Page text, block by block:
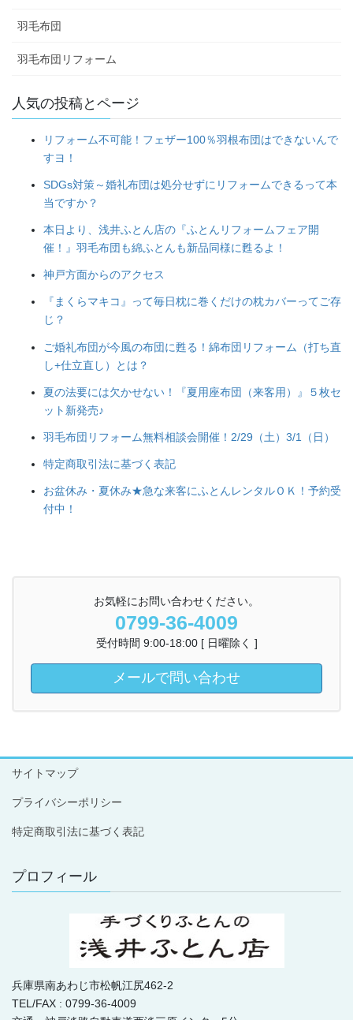
羽毛布団
羽毛布団リフォーム
人気の投稿とページ
リフォーム不可能！フェザー100％羽根布団はできないんで
すヨ！
SDGs対策～婚礼布団は処分せずにリフォームできるって本
当ですか？
本日より、浅井ふとん店の『ふとんリフォームフェア開
催！』羽毛布団も綿ふとんも新品同様に甦るよ！
神戸方面からのアクセス
『まくらマキコ』って毎日枕に巻くだけの枕カバーってご存
じ？
ご婚礼布団が今風の布団に甦る！綿布団リフォーム（打ち直
し+仕立直し）とは？
夏の法要には欠かせない！『夏用座布団（来客用）』５枚セ
ット新発売♪
羽毛布団リフォーム無料相談会開催！2/29（土）3/1（日）
特定商取引法に基づく表記
お盆休み・夏休み★急な来客にふとんレンタルＯＫ！予約受
付中！
お気軽にお問い合わせください。
0799-36-4009
受付時間 9:00-18:00 [ 日曜除く ]
メールで問い合わせ
サイトマップ
プライバシーポリシー
特定商取引法に基づく表記
プロフィール
兵庫県南あわじ市松帆江尻462-2
TEL/FAX : 0799-36-4009